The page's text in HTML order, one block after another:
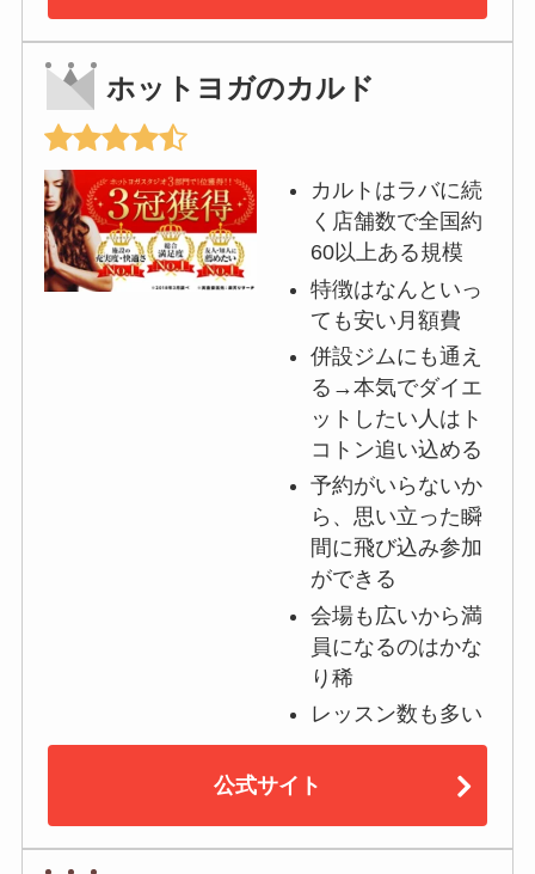
ホットヨガのカルド
カルトはラバに続
く店舗数で全国約
60以上ある規模
特徴はなんといっ
ても安い月額費
併設ジムにも通え
る→本気でダイエ
ットしたい人はト
コトン追い込める
予約がいらないか
ら、思い立った瞬
間に飛び込み参加
ができる
会場も広いから満
員になるのはかな
り稀
レッスン数も多い
公式サイト